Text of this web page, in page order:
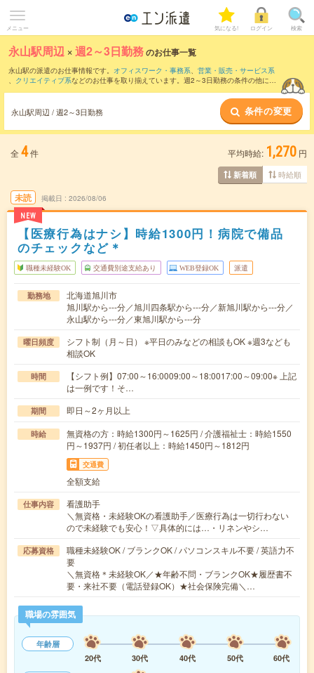
メニュー 気になる! ログイン 検索
永山駅周辺 ×週2～3日勤務のお仕事一覧
永山駅の派遣のお仕事情報です。 オフィスワーク・事務系、 営業・販売・サービス系
、 クリエイティブ系などのお仕事を取り揃えています。週2～3日勤務の条件の他に、
永山駅周辺 / 週2～3日勤務 条件の変更
全 4件 平均時給: 1,270 円
新着順 時給順
未読
NEW
掲載日 2026/08/06
【医療行為はナシ】時給1300円！病院で備品
のチェックなど＊
職種未経験OK 交通費別途支給あり WEB登録OK 派遣
勤務地
北海道旭川市
旭川駅から---分／旭川四条駅から---分／新旭川駅から---分／
永山駅から---分／東旭川駅から---分
曜日頻度
シフト制（月～日） ※平日のみなどの相談もOK ※週3なども
相談OK
時間
【シフト例】07:00～16:0009:00～18:0017:00～09:00※ 上記
は一例です！そ…
期間 即日～2ヶ月以上
時給
無資格の方：時給1300円～1625円 / 介護福祉士：時給1550
円～1937円 / 初任者以上：時給1450円～1812円
交通費
全額支給
仕事内容
看護助手
＼無資格・未経験OKの看護助手／医療行為は一切行わない
ので未経験でも安心！▽具体的には…・リネンやシ…
応募資格
職種未経験OK / ブランクOK / パソコンスキル不要 / 英語力不
要
＼無資格＊未経験OK／★年齢不問・ブランクOK★履歴書不
要・来社不要（電話登録OK）★社会保険完備＼…
職場の雰囲気
年齢層
20代
30代 40代 50代
60代